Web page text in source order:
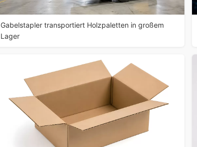
Gabelstapler transportiert Holzpaletten in großem
Lager